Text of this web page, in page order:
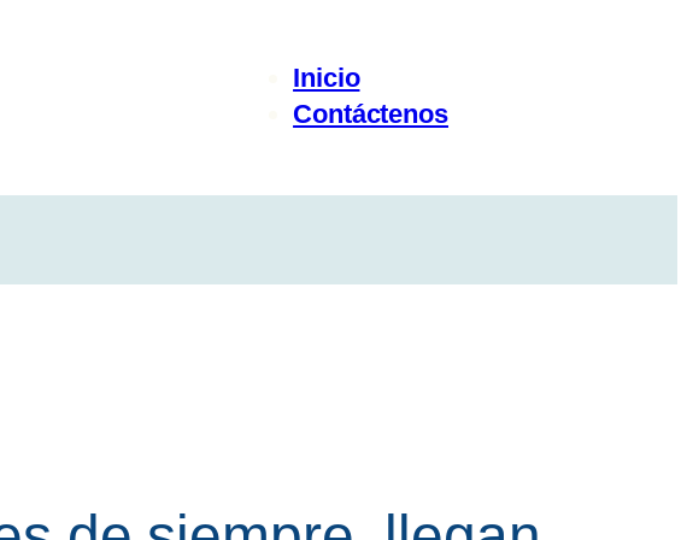
Inicio
Contáctenos